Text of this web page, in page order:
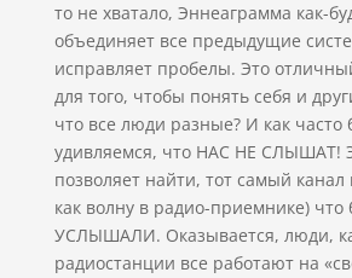
то не хватало, Эннеаграмма как-
объединяет все предыдущие
исправляет пробелы. Это
для того, чтобы понять себя и
что все люди разные? И как
удивляемся, что НАС НЕ СЛЫШАТ!
позволяет найти, тот самый
как волну в радио-приемнике)
УСЛЫШАЛИ. Оказывается, люди,
радиостанции все работают на